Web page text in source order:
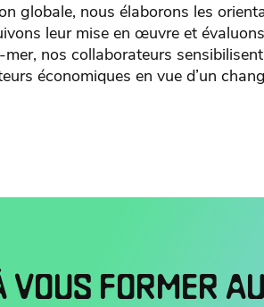
globale, nous élaborons les
leur mise en œuvre et
nos collaborateurs
économiques en vue d’un
VOUS FORMER